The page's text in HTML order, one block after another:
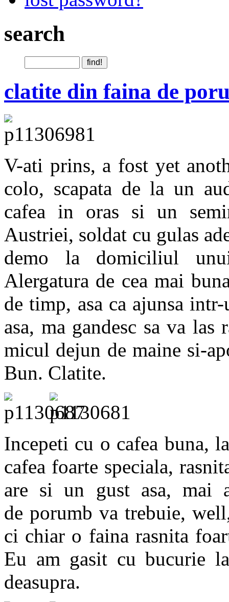
search
clatite din faina de
V-ati prins, a fost yet
colo, scapata de la un
cafea in oras si un
Austriei, soldat cu gulas
demo la domiciliul
Alergatura de cea mai
de timp, asa ca ajunsa
asa, ma gandesc sa va
micul dejun de maine si-
Bun. Clatite.
Incepeti cu o cafea buna,
cafea foarte speciala,
are si un gust asa, mai
de porumb va trebuie,
ci chiar o faina rasnita
Eu am gasit cu bucurie
deasupra.